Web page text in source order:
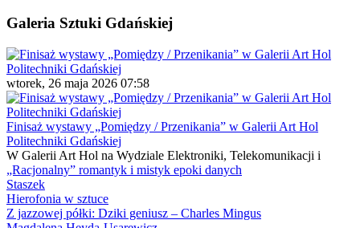
Galeria Sztuki Gdańskiej
wtorek, 26 maja 2026 07:58
Finisaż wystawy „Pomiędzy / Przenikania” w Galerii Art Hol
Politechniki Gdańskiej
W Galerii Art Hol na Wydziale Elektroniki, Telekomunikacji i
„Racjonalny” romantyk i mistyk epoki danych
Staszek
Hierofonia w sztuce
Z jazzowej półki: Dziki geniusz – Charles Mingus